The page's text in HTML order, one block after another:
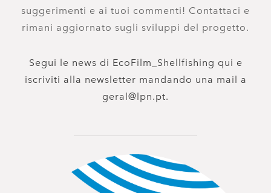
suggerimenti e ai tuoi commenti! Contattaci e
rimani aggiornato sugli sviluppi del progetto.
Segui le news di EcoFilm_Shellfishing qui e
iscriviti alla newsletter mandando una mail a
geral@lpn.pt.